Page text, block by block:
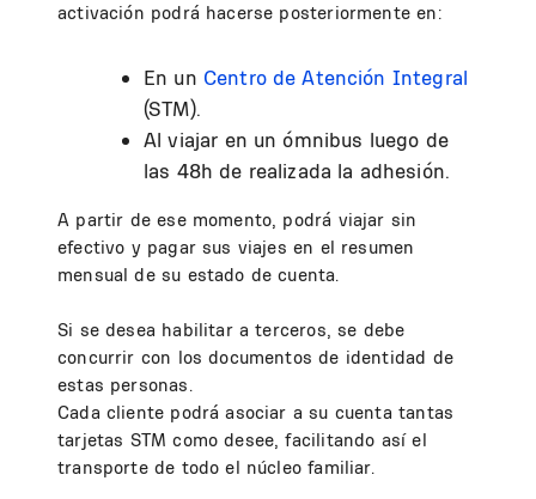
activación podrá hacerse posteriormente en:
En un Centro de Atención Integral
(STM).
Al viajar en un ómnibus luego de
las 48h de realizada la adhesión.
A partir de ese momento, podrá viajar sin
efectivo y pagar sus viajes en el resumen
mensual de su estado de cuenta.
Si se desea habilitar a terceros, se debe
concurrir con los documentos de identidad de
estas personas.
Cada cliente podrá asociar a su cuenta tantas
tarjetas STM como desee, facilitando así el
transporte de todo el núcleo familiar.